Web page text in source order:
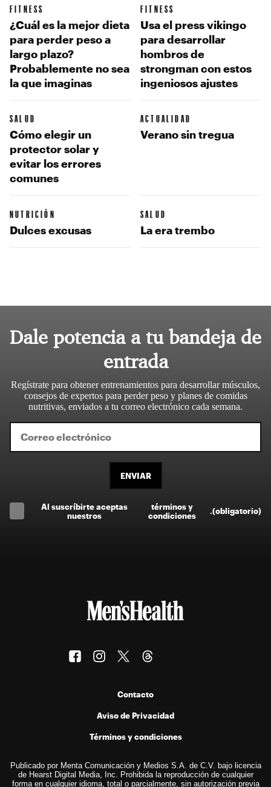
FITNESS
¿Cuál es la mejor dieta
para perder peso a
largo plazo?
Probablemente no sea
la que imaginas
FITNESS
Usa el press vikingo
para desarrollar
hombros de
strongman con estos
ingeniosos ajustes
SALUD
Cómo elegir un
protector solar y
evitar los errores
comunes
ACTUALIDAD
Verano sin tregua
NUTRICIÓN
Dulces excusas
SALUD
La era trembo
Dale potencia a tu bandeja de
entrada
Regístrate para obtener entrenamientos para desarrollar músculos,
consejos de expertos para perder peso y planes de comidas
nutritivas, enviados a tu correo electrónico cada semana.
ENVIAR
Al suscríbirte aceptas
nuestros
términos y
condiciones
.(obligatorio)
Contacto
Aviso de Privacidad
Términos y condiciones
Publicado por Menta Comunicación y Medios S.A. de C.V. bajo licencia
de Hearst Digital Media, Inc. Prohibida la reproducción de cualquier
forma en cualquier idioma, total o parcialmente, sin autorización previa